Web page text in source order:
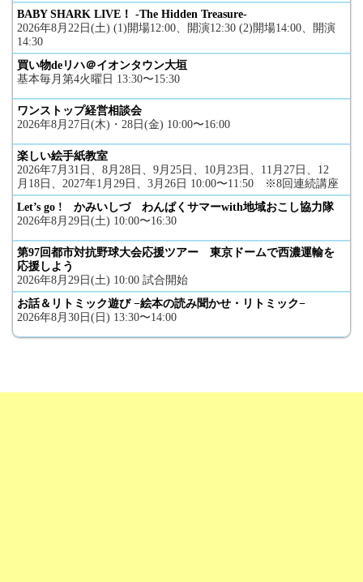
BABY SHARK LIVE！ -The Hidden Treasure-
2026年8月22日(土) (1)開場12:00、開演12:30 (2)開場14:00、開演
14:30
買い物deリハ＠イオンタウン大垣
基本毎月第4火曜日 13:30〜15:30
ワンストップ経営相談会
2026年8月27日(木)・28日(金) 10:00〜16:00
楽しい絵手紙教室
2026年7月31日、8月28日、9月25日、10月23日、11月27日、12
月18日、2027年1月29日、3月26日 10:00〜11:50 ※8回連続講座
Let’s go ! かみいしづ わんぱくサマーwith地域おこし協力隊
2026年8月29日(土) 10:00〜16:30
第97回都市対抗野球大会応援ツアー 東京ドームで西濃運輸を
応援しよう
2026年8月29日(土) 10:00 試合開始
お話＆リトミック遊び −絵本の読み聞かせ・リトミック−
2026年8月30日(日) 13:30〜14:00